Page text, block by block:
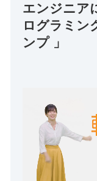
エンジニア
ログラミン
ンプ 」